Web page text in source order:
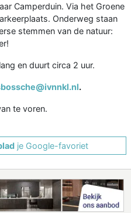
Camperduin. Via het Groene
Onderweg staan
stemmen van de natuur:
en duurt circa 2 uur.
.
te voren.
je Google-favoriet